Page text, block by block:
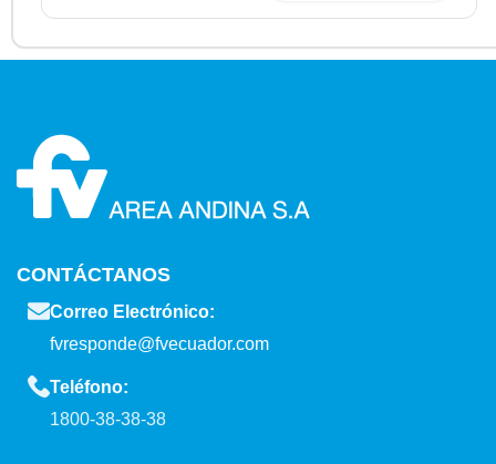
CONTÁCTANOS
Correo Electrónico:
fvresponde@fvecuador.com
Teléfono:
1800-38-38-38